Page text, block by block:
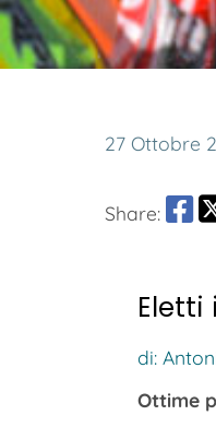
27 Ottobre
Share:
di:
Ottime